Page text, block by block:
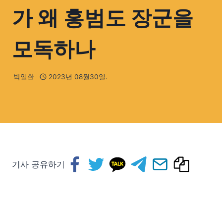
가 왜 홍범도 장군을
모독하나
박일환 2023년 08월30일.
기사 공유하기